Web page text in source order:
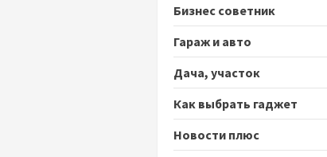
Бизнес советник
Гараж и авто
Дача, участок
Как выбрать гаджет
Новости плюс